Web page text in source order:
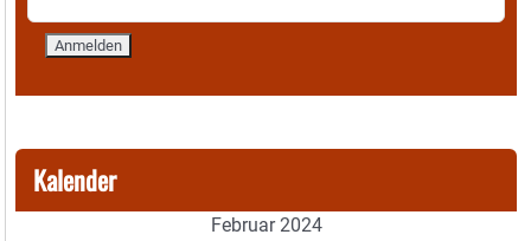
Kalender
Februar 2024